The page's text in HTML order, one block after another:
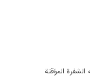
المؤقتة